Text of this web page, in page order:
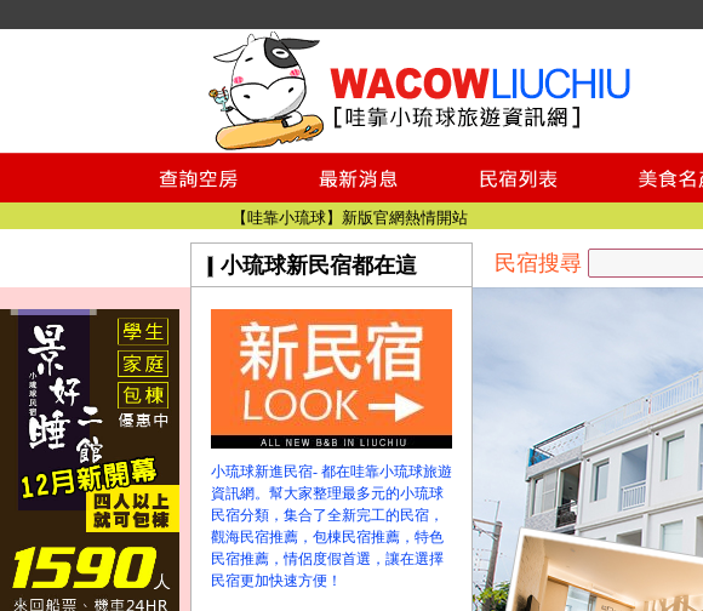
小琉球民宿空房
小琉球民宿
小琉球民宿推薦
【小琉球民宿特約】東港停車場!!看這邊
小琉球民宿 最完整的旅遊資訊都在這
【哇靠小琉球】新版官網熱情開站
【哇靠小琉球粉絲團】即時動態!!
小琉球民宿空房
小琉球民宿
小琉球民宿推薦
【小琉球民宿特約】東港停車場!!看這邊
小琉球民宿 最完整的旅遊資訊都在這
【哇靠小琉球】新版官網熱情開站
【哇靠小琉球粉絲團】即時動態!!
小琉球新民宿都在這
小琉球新進民宿- 都在哇靠小琉球旅遊
資訊網。幫大家整理最多元的小琉球
民宿分類，集合了全新完工的民宿，
觀海民宿推薦，包棟民宿推薦，特色
民宿推薦，情侶度假首選，讓在選擇
民宿更加快速方便！
民宿搜尋